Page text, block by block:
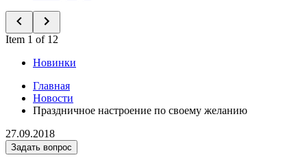
Item 1 of 12
Новинки
Главная
Новости
Праздничное настроение по своему желанию
27.09.2018
Задать вопрос